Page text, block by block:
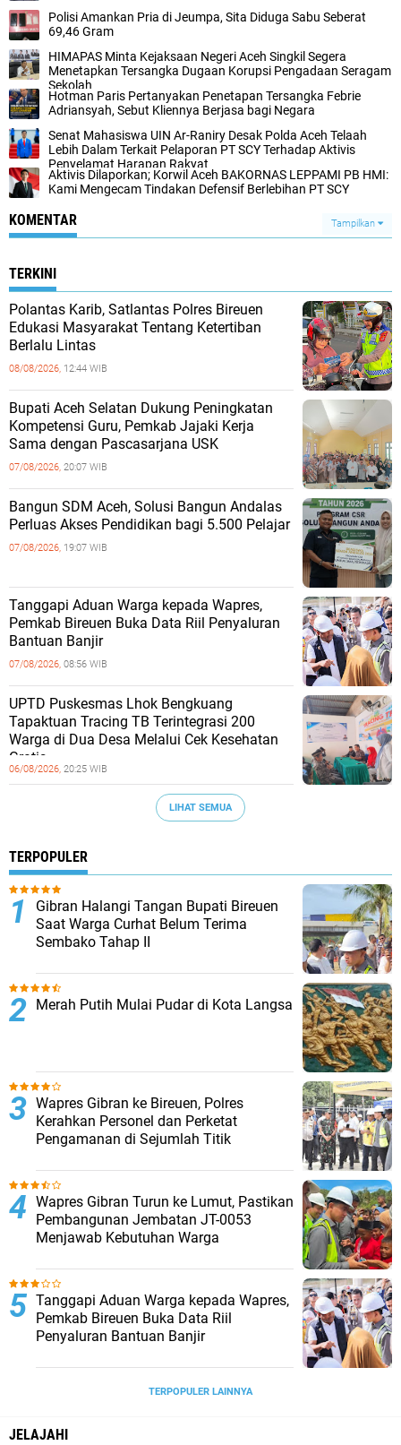
Polisi Amankan Pria di Jeumpa, Sita Diduga Sabu Seberat
69,46 Gram
HIMAPAS Minta Kejaksaan Negeri Aceh Singkil Segera
Menetapkan Tersangka Dugaan Korupsi Pengadaan Seragam
Sekolah
Hotman Paris Pertanyakan Penetapan Tersangka Febrie
Adriansyah, Sebut Kliennya Berjasa bagi Negara
Senat Mahasiswa UIN Ar-Raniry Desak Polda Aceh Telaah
Lebih Dalam Terkait Pelaporan PT SCY Terhadap Aktivis
Penyelamat Harapan Rakyat
Aktivis Dilaporkan; Korwil Aceh BAKORNAS LEPPAMI PB HMI:
Kami Mengecam Tindakan Defensif Berlebihan PT SCY
KOMENTAR Tampilkan
TERKINI
Polantas Karib, Satlantas Polres Bireuen
Edukasi Masyarakat Tentang Ketertiban
Berlalu Lintas
08/08/2026, 12:44 WIB
Bupati Aceh Selatan Dukung Peningkatan
Kompetensi Guru, Pemkab Jajaki Kerja
Sama dengan Pascasarjana USK
07/08/2026, 20:07 WIB
‎Bangun SDM Aceh, Solusi Bangun Andalas
Perluas Akses Pendidikan bagi 5.500 Pelajar ‎
07/08/2026, 19:07 WIB
Tanggapi Aduan Warga kepada Wapres,
Pemkab Bireuen Buka Data Riil Penyaluran
Bantuan Banjir
07/08/2026, 08:56 WIB
UPTD Puskesmas Lhok Bengkuang
Tapaktuan ‎Tracing TB Terintegrasi 200
Warga di Dua Desa Melalui Cek Kesehatan
Gratis
06/08/2026, 20:25 WIB
LIHAT SEMUA
TERPOPULER
Gibran Halangi Tangan Bupati Bireuen
Saat Warga Curhat Belum Terima
Sembako Tahap II
Merah Putih Mulai Pudar di Kota Langsa
Wapres Gibran ke Bireuen, Polres
Kerahkan Personel dan Perketat
Pengamanan di Sejumlah Titik
Wapres Gibran Turun ke Lumut, Pastikan
Pembangunan Jembatan JT-0053
Menjawab Kebutuhan Warga
Tanggapi Aduan Warga kepada Wapres,
Pemkab Bireuen Buka Data Riil
Penyaluran Bantuan Banjir
TERPOPULER LAINNYA
JELAJAHI